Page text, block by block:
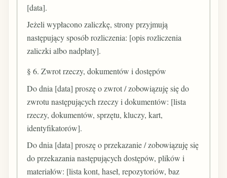
[data].
Jeżeli wypłacono zaliczkę, strony przyjmują
następujący sposób rozliczenia: [opis rozliczenia
zaliczki albo nadpłaty].
§ 6. Zwrot rzeczy, dokumentów i dostępów
Do dnia [data] proszę o zwrot / zobowiązuję się do
zwrotu następujących rzeczy i dokumentów: [lista
rzeczy, dokumentów, sprzętu, kluczy, kart,
identyfikatorów].
Do dnia [data] proszę o przekazanie / zobowiązuję się
do przekazania następujących dostępów, plików i
materiałów: [lista kont, haseł, repozytoriów, baz